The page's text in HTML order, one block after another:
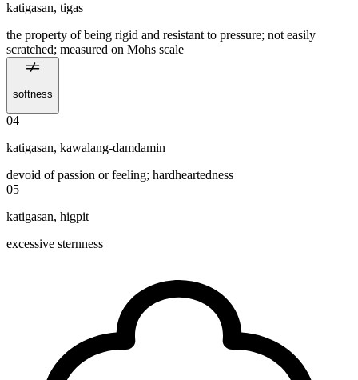
katigasan, tigas
the property of being rigid and resistant to pressure; not easily
scratched; measured on Mohs scale
softness
04
katigasan, kawalang-damdamin
devoid of passion or feeling; hardheartedness
05
katigasan, higpit
excessive sternness